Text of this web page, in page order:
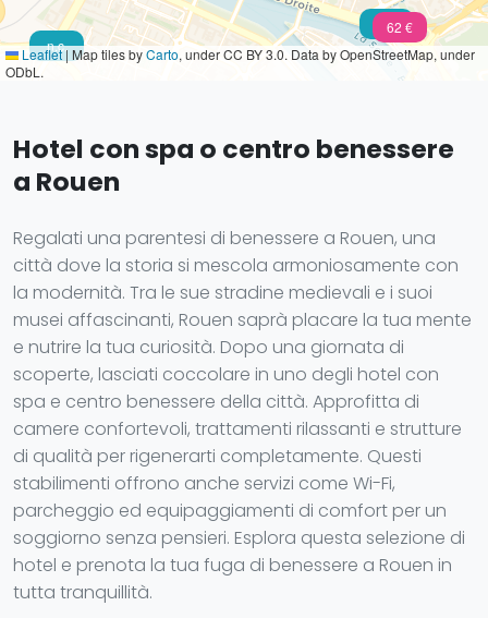
62 €
49 €
n.c.
Leaflet| Map tiles byCarto, under CC BY 3.0. Data by OpenStreetMap, under
ODbL.
Hotel con spa o centro benessere
a Rouen
Regalati una parentesi di benessere a Rouen, una
città dove la storia si mescola armoniosamente con
la modernità. Tra le sue stradine medievali e i suoi
musei affascinanti, Rouen saprà placare la tua mente
e nutrire la tua curiosità. Dopo una giornata di
scoperte, lasciati coccolare in uno degli hotel con
spa e centro benessere della città. Approfitta di
camere confortevoli, trattamenti rilassanti e strutture
di qualità per rigenerarti completamente. Questi
stabilimenti offrono anche servizi come Wi-Fi,
parcheggio ed equipaggiamenti di comfort per un
soggiorno senza pensieri. Esplora questa selezione di
hotel e prenota la tua fuga di benessere a Rouen in
tutta tranquillità.